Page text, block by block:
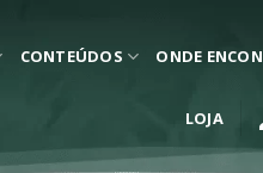
CONTEÚDOS ONDE
LOJA